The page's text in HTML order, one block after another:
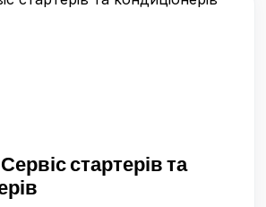
стартерів та